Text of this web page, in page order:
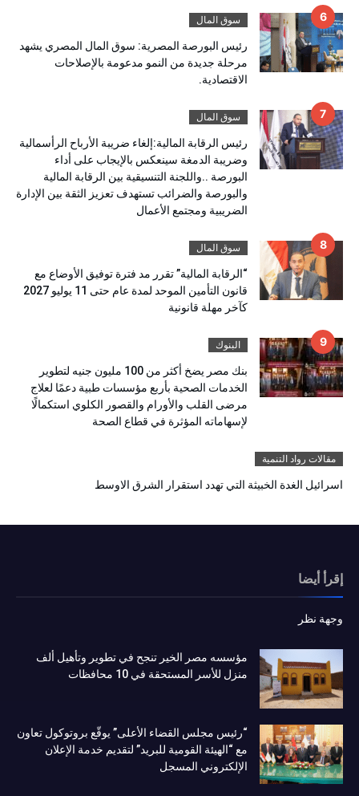
سوق المال
رئيس البورصة المصرية: سوق المال المصري يشهد
مرحلة جديدة من النمو مدعومة بالإصلاحات
الاقتصادية.
سوق المال
رئيس الرقابة المالية:إلغاء ضريبة الأرباح الرأسمالية
وضريبة الدمغة سينعكس بالإيجاب على أداء
البورصة ..واللجنة التنسيقية بين الرقابة المالية
والبورصة والضرائب تستهدف تعزيز الثقة بين الإدارة
الضريبية ومجتمع الأعمال
سوق المال
“الرقابة المالية” تقرر مد فترة توفيق الأوضاع مع
قانون التأمين الموحد لمدة عام حتى 11 يوليو 2027
كآخر مهلة قانونية
البنوك
بنك مصر يضخ أكثر من 100 مليون جنيه لتطوير
الخدمات الصحية بأربع مؤسسات طبية دعمًا لعلاج
مرضى القلب والأورام والقصور الكلوي استكمالًا
لإسهاماته المؤثرة في قطاع الصحة
مقالات رواد التنمية
اسرائيل الغدة الخبيثة التي تهدد استقرار الشرق الاوسط
إقرأ أيضا
وجهة نظر
مؤسسه مصر الخير تنجح في تطوير وتأهيل ألف
منزل للأسر المستحقة في 10 محافظات
“رئيس مجلس القضاء الأعلى” يوقّع بروتوكول تعاون
مع “الهيئة القومية للبريد” لتقديم خدمة الإعلان
الإلكتروني المسجل